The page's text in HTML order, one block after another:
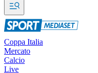
Coppa Italia
Mercato
Calcio
Live